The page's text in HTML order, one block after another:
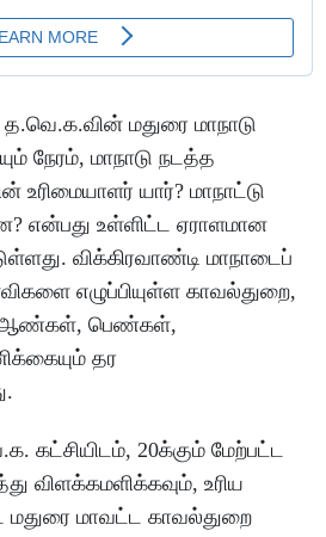
மதுரை மாநாடு
நேரம், மாநாடு நடத்த
உரிமையாளர் யார்? மாநாட்டு
என்பது உள்ளிட்ட ஏராளமான
விக்கிரவாண்டி மாநாடைப்
எழுப்பியுள்ள காவல்துறை,
ஆண்கள், பெண்கள்,
தர
கட்சியிடம், 20க்கும் மேற்பட்ட
விளக்கமளிக்கவும், உரிய
மதுரை மாவட்ட காவல்துறை